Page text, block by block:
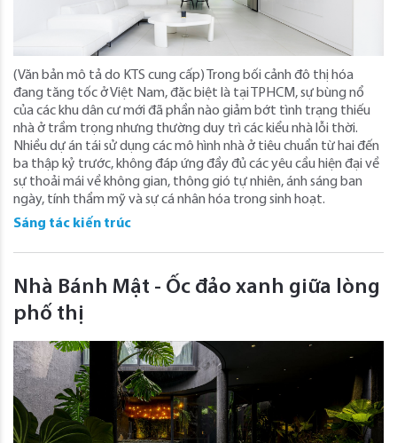
(Văn bản mô tả do KTS cung cấp) Trong bối cảnh đô thị hóa
đang tăng tốc ở Việt Nam, đặc biệt là tại TPHCM, sự bùng nổ
của các khu dân cư mới đã phần nào giảm bớt tình trạng thiếu
nhà ở trầm trọng nhưng thường duy trì các kiểu nhà lỗi thời.
Nhiều dự án tái sử dụng các mô hình nhà ở tiêu chuẩn từ hai đến
ba thập kỷ trước, không đáp ứng đầy đủ các yêu cầu hiện đại về
sự thoải mái về không gian, thông gió tự nhiên, ánh sáng ban
ngày, tính thẩm mỹ và sự cá nhân hóa trong sinh hoạt.
Sáng tác kiến trúc
Nhà Bánh Mật - Ốc đảo xanh giữa lòng
phố thị